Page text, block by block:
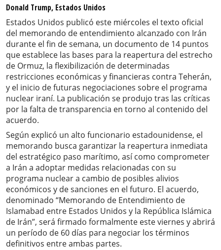
Donald Trump, Estados Unidos
Estados Unidos publicó este miércoles el texto oficial
del memorando de entendimiento alcanzado con Irán
durante el fin de semana, un documento de 14 puntos
que establece las bases para la reapertura del estrecho
de Ormuz, la flexibilización de determinadas
restricciones económicas y financieras contra Teherán,
y el inicio de futuras negociaciones sobre el programa
nuclear iraní. La publicación se produjo tras las críticas
por la falta de transparencia en torno al contenido del
acuerdo.
Según explicó un alto funcionario estadounidense, el
memorando busca garantizar la reapertura inmediata
del estratégico paso marítimo, así como comprometer
a Irán a adoptar medidas relacionadas con su
programa nuclear a cambio de posibles alivios
económicos y de sanciones en el futuro. El acuerdo,
denominado “Memorando de Entendimiento de
Islamabad entre Estados Unidos y la República Islámica
de Irán”, será firmado formalmente este viernes y abrirá
un período de 60 días para negociar los términos
definitivos entre ambas partes.